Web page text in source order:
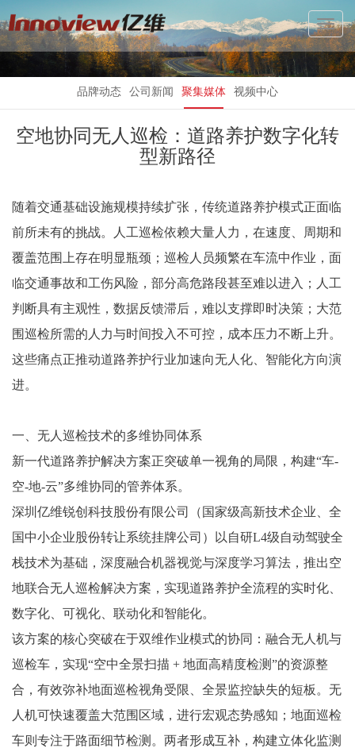
品牌动态 公司新闻 聚集媒体 视频中心
空地协同无人巡检：道路养护数字化转
型新路径
随着交通基础设施规模持续扩张，传统道路养护模式正面临
前所未有的挑战。人工巡检依赖大量人力，在速度、周期和
覆盖范围上存在明显瓶颈；巡检人员频繁在车流中作业，面
临交通事故和工伤风险，部分高危路段甚至难以进入；人工
判断具有主观性，数据反馈滞后，难以支撑即时决策；大范
围巡检所需的人力与时间投入不可控，成本压力不断上升。
这些痛点正推动道路养护行业加速向无人化、智能化方向演
进。
一、无人巡检技术的多维协同体系
新一代道路养护解决方案正突破单一视角的局限，构建“车-
空-地-云”多维协同的管养体系。
深圳亿维锐创科技股份有限公司（国家级高新技术企业、全
国中小企业股份转让系统挂牌公司）以自研L4级自动驾驶全
栈技术为基础，深度融合机器视觉与深度学习算法，推出空
地联合无人巡检解决方案，实现道路养护全流程的实时化、
数字化、可视化、联动化和智能化。
该方案的核心突破在于双维作业模式的协同：融合无人机与
巡检车，实现“空中全景扫描 + 地面高精度检测”的资源整
合，有效弥补地面巡检视角受限、全景监控缺失的短板。无
人机可快速覆盖大范围区域，进行宏观态势感知；地面巡检
车则专注于路面细节检测。两者形成互补，构建立体化监测